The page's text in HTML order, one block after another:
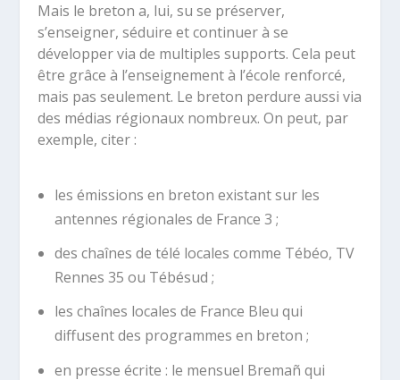
Mais le breton a, lui, su se préserver,
s’enseigner, séduire et continuer à se
développer via de multiples supports. Cela peut
être grâce à l’enseignement à l’école renforcé,
mais pas seulement. Le breton perdure aussi via
des médias régionaux nombreux. On peut, par
exemple, citer :
les émissions en breton existant sur les
antennes régionales de France 3 ;
des chaînes de télé locales comme Tébéo, TV
Rennes 35 ou Tébésud ;
les chaînes locales de France Bleu qui
diffusent des programmes en breton ;
en presse écrite : le mensuel Bremañ qui